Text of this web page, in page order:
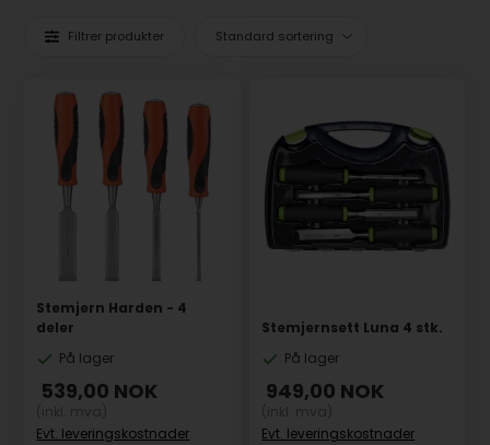
Filtrer produkter
Stemjern Harden - 4
deler
På lager
539,00 NOK
Evt. leveringskostnader
Stemjernsett Luna 4 stk.
På lager
949,00 NOK
Evt. leveringskostnader